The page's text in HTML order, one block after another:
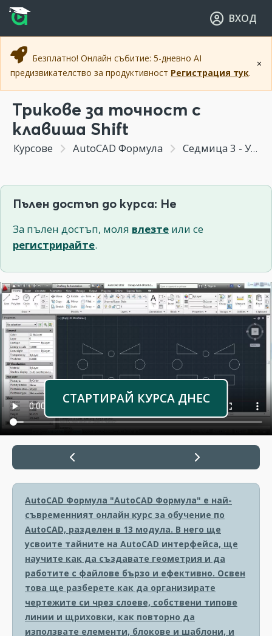
Прескочи към основното съдържание
Прескочи към навигацията
ВХОД
×
Безплатно! Онлайн събитие: 5-дневно AI
предизвикателство за продуктивност Регистрация тук.
Трикове за точност с
клавиша Shift
Курсове AutoCAD Формула Седмица 3 - Умни мащаби, точност и специалзирани команди за чертане
Пълен достъп до курса: Не
За пълен достъп, моля влезте или се
регистрирайте.
СТАРТИРАЙ КУРСА ДНЕС
AutoCAD Формула "AutoCAD Формула" е най-
съвременният онлайн курс за обучение по
AutoCAD, разделен в 13 модула. В него ще
усвоите тайните на AutoCAD интерфейса, ще
научите как да създавате геометрия и да
работите с файлове бързо и ефективно. Освен
това ще разберете как да организирате
чертежите си чрез слоеве, собствени типове
линии и щриховки, как повторно да
използвате елементи, блокове и шаблони, и